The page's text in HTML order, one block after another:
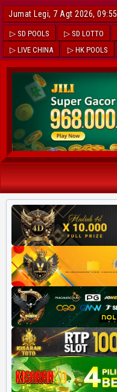
Jumat Legi, 7 Agt 2026, 09:55
▷ SD POOLS ▷ SD LOTTO
▷ LIVE CHINA
▷ HK POOLS